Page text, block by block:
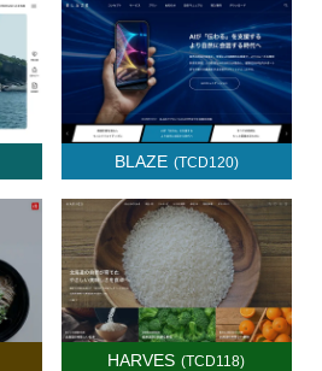
39 Welcart
BLAZE (TCD120)
HARVES (TCD118)